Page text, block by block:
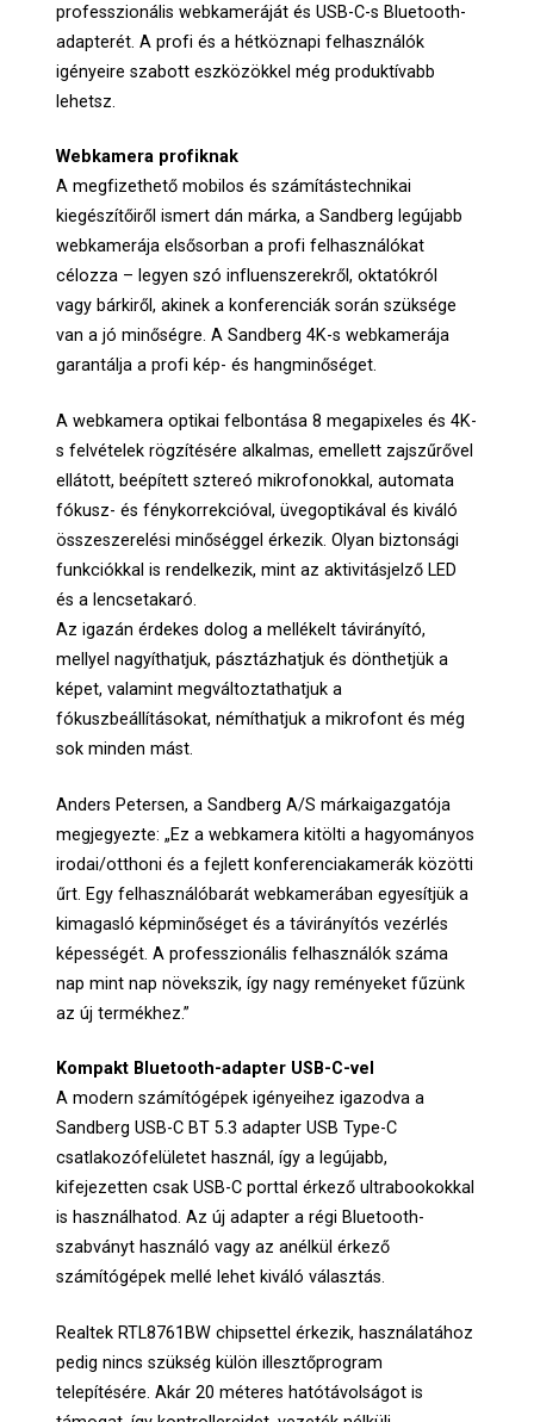
professzionális webkameráját és USB-C-s Bluetooth-
adapterét. A profi és a hétköznapi felhasználók
igényeire szabott eszközökkel még produktívabb
lehetsz.
Webkamera profiknak
A megfizethető mobilos és számítástechnikai
kiegészítőiről ismert dán márka, a Sandberg legújabb
webkamerája elsősorban a profi felhasználókat
célozza – legyen szó influenszerekről, oktatókról
vagy bárkiről, akinek a konferenciák során szüksége
van a jó minőségre. A Sandberg 4K-s webkamerája
garantálja a profi kép- és hangminőséget.
A webkamera optikai felbontása 8 megapixeles és 4K-
s felvételek rögzítésére alkalmas, emellett zajszűrővel
ellátott, beépített sztereó mikrofonokkal, automata
fókusz- és fénykorrekcióval, üvegoptikával és kiváló
összeszerelési minőséggel érkezik. Olyan biztonsági
funkciókkal is rendelkezik, mint az aktivitásjelző LED
és a lencsetakaró.
Az igazán érdekes dolog a mellékelt távirányító,
mellyel nagyíthatjuk, pásztázhatjuk és dönthetjük a
képet, valamint megváltoztathatjuk a
fókuszbeállításokat, némíthatjuk a mikrofont és még
sok minden mást.
Anders Petersen, a Sandberg A/S márkaigazgatója
megjegyezte: „Ez a webkamera kitölti a hagyományos
irodai/otthoni és a fejlett konferenciakamerák közötti
űrt. Egy felhasználóbarát webkamerában egyesítjük a
kimagasló képminőséget és a távirányítós vezérlés
képességét. A professzionális felhasználók száma
nap mint nap növekszik, így nagy reményeket fűzünk
az új termékhez.”
Kompakt Bluetooth-adapter USB-C-vel
A modern számítógépek igényeihez igazodva a
Sandberg USB-C BT 5.3 adapter USB Type-C
csatlakozófelületet használ, így a legújabb,
kifejezetten csak USB-C porttal érkező ultrabookokkal
is használhatod. Az új adapter a régi Bluetooth-
szabványt használó vagy az anélkül érkező
számítógépek mellé lehet kiváló választás.
Realtek RTL8761BW chipsettel érkezik, használatához
pedig nincs szükség külön illesztőprogram
telepítésére. Akár 20 méteres hatótávolságot is